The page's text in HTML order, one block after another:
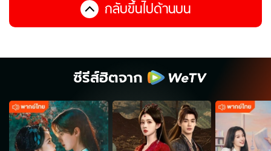
กลับขึ้นไปด้านบน
ซีรีส์ฮิตจาก